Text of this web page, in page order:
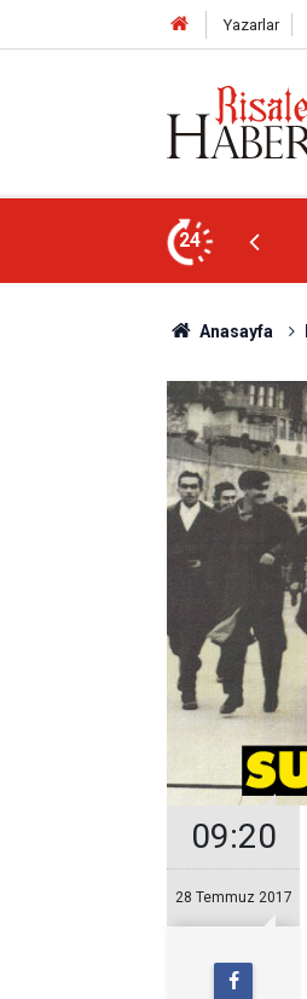
Yazarlar
24
görülecek mi?
Anasayfa
09:20
28 Temmuz 2017